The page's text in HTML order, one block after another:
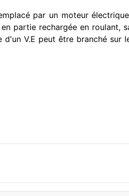
par un moteur
partie rechargée en roulant,
V.E peut être branché sur